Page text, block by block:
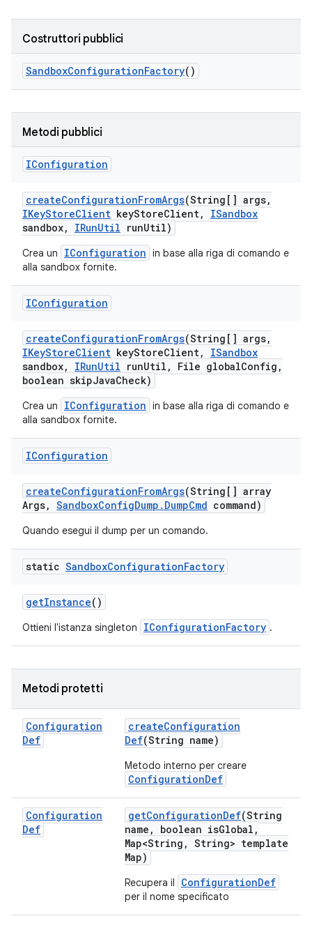
Costruttori pubblici
SandboxConfigurationFactory()
Metodi pubblici
IConfiguration
createConfigurationFromArgs(String[] args,
IKeyStoreClient keyStoreClient,
ISandbox
sandbox, IRunUtil runUtil)
Crea un IConfiguration in base alla riga di comando e
alla sandbox fornite.
IConfiguration
createConfigurationFromArgs(String[] args,
IKeyStoreClient keyStoreClient,
ISandbox
sandbox, IRunUtil runUtil , File globalConfig ,
boolean skipJavaCheck)
Crea un IConfiguration in base alla riga di comando e
alla sandbox fornite.
IConfiguration
createConfigurationFromArgs(String[] array
Args, SandboxConfigDump . DumpCmd command)
Quando esegui il dump per un comando.
static SandboxConfigurationFactory
getInstance()
Ottieni l'istanza singleton IConfigurationFactory .
Metodi protetti
Configuration
Def
createConfiguration
Def(String name)
Metodo interno per creare
ConfigurationDef
Configuration
Def
getConfigurationDef(String
name , boolean isGlobal ,
Map<String , String> template
Map)
Recupera il ConfigurationDef
per il nome specificato